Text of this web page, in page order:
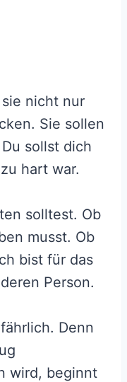
nicht nur
Sie sollen
sollst dich
hart war.
solltest. Ob
musst. Ob
bist für das
Person.
Denn
wird, beginnt